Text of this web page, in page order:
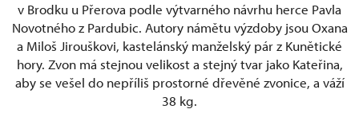
v Brodku u Přerova podle výtvarného návrhu herce Pavla
Novotného z Pardubic. Autory námětu výzdoby jsou Oxana
a Miloš Jirouškovi, kastelánský manželský pár z Kunětické
hory. Zvon má stejnou velikost a stejný tvar jako Kateřina,
aby se vešel do nepříliš prostorné dřevěné zvonice, a váží
38 kg.